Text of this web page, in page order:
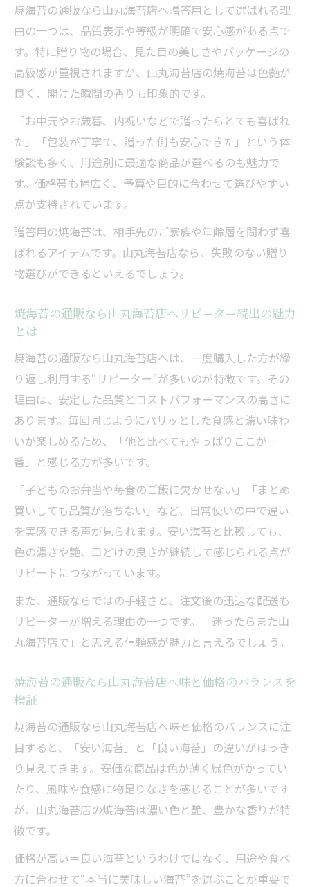
焼海苔の通販なら山丸海苔店へ――贈答用として選ばれる理
由の一つは、品質表示や等級が明確で安心感がある点で
す。特に贈り物の場合、見た目の美しさやパッケージの
高級感が重視されますが、山丸海苔店の焼海苔は色艶が
良く、開けた瞬間の香りも印象的です。
「お中元やお歳暮、内祝いなどで贈ったらとても喜ばれ
た」「包装が丁寧で、贈った側も安心できた」という体
験談も多く、用途別に最適な商品が選べるのも魅力で
す。価格帯も幅広く、予算や目的に合わせて選びやすい
点が支持されています。
贈答用の焼海苔は、相手先のご家族や年齢層を問わず喜
ばれるアイテムです。山丸海苔店なら、失敗のない贈り
物選びができるといえるでしょう。
焼海苔の通販なら山丸海苔店へリピーター続出の魅力
とは
焼海苔の通販なら山丸海苔店へは、一度購入した方が繰
り返し利用する“リピーター”が多いのが特徴です。その
理由は、安定した品質とコストパフォーマンスの高さに
あります。毎回同じようにパリッとした食感と濃い味わ
いが楽しめるため、「他と比べてもやっぱりここが一
番」と感じる方が多いです。
「子どものお弁当や毎食のご飯に欠かせない」「まとめ
買いしても品質が落ちない」など、日常使いの中で違い
を実感できる声が見られます。安い海苔と比較しても、
色の濃さや艶、口どけの良さが継続して感じられる点が
リピートにつながっています。
また、通販ならではの手軽さと、注文後の迅速な配送も
リピーターが増える理由の一つです。「迷ったらまた山
丸海苔店で」と思える信頼感が魅力と言えるでしょう。
焼海苔の通販なら山丸海苔店へ味と価格のバランスを
検証
焼海苔の通販なら山丸海苔店へ――味と価格のバランスに注
目すると、「安い海苔」と「良い海苔」の違いがはっき
り見えてきます。安価な商品は色が薄く緑色がかってい
たり、風味や食感に物足りなさを感じることが多いです
が、山丸海苔店の焼海苔は濃い色と艶、豊かな香りが特
徴です。
価格が高い＝良い海苔というわけではなく、用途や食べ
方に合わせて“本当に美味しい海苔”を選ぶことが重要で